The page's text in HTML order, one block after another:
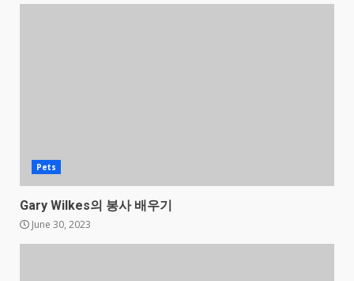
Pets
Gary Wilkes의 봉사 배우기
June 30, 2023